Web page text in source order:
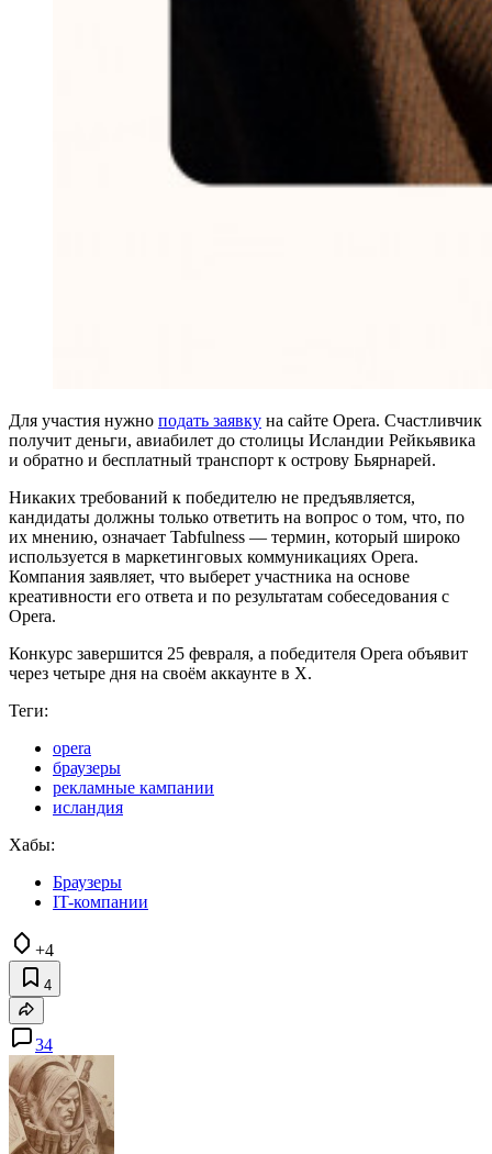
Для участия нужно подать заявку на сайте Opera. Счастливчик
получит деньги, авиабилет до столицы Исландии Рейкьявика
и обратно и бесплатный транспорт к острову Бьярнарей.
Никаких требований к победителю не предъявляется,
кандидаты должны только ответить на вопрос о том, что, по
их мнению, означает Tabfulness — термин, который широко
используется в маркетинговых коммуникациях Opera.
Компания заявляет, что выберет участника на основе
креативности его ответа и по результатам собеседования с
Opera.
Конкурс завершится 25 февраля, а победителя Opera объявит
через четыре дня на своём аккаунте в X.
Теги:
opera
браузеры
рекламные кампании
исландия
Хабы:
Браузеры
IT-компании
+4
4
34